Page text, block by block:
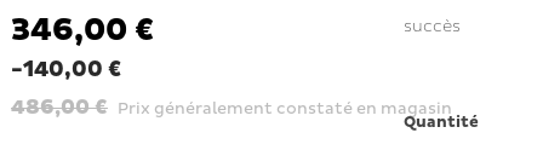
succès
Quantité
346,00 €
-140,00 €
486,00 € Prix généralement constaté en magasin